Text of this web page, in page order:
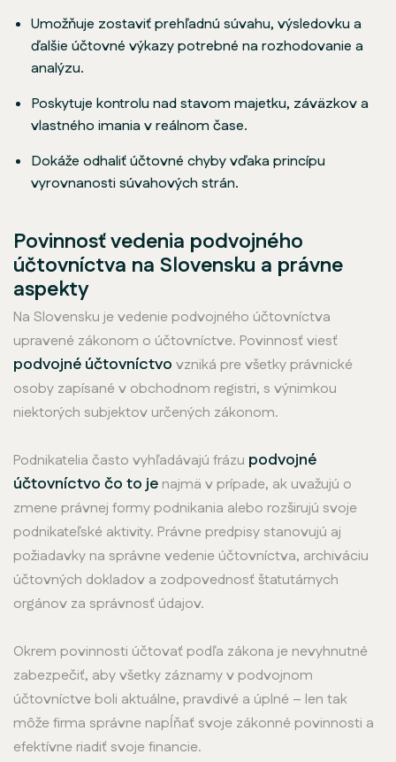
Umožňuje zostaviť prehľadnú súvahu, výsledovku a
ďalšie účtovné výkazy potrebné na rozhodovanie a
analýzu.
Poskytuje kontrolu nad stavom majetku, záväzkov a
vlastného imania v reálnom čase.
Dokáže odhaliť účtovné chyby vďaka princípu
vyrovnanosti súvahových strán.
Povinnosť vedenia podvojného
účtovníctva na Slovensku a právne
aspekty
Na Slovensku je vedenie podvojného účtovníctva
upravené zákonom o účtovníctve. Povinnosť viesť
podvojné účtovníctvo vzniká pre všetky právnické
osoby zapísané v obchodnom registri, s výnimkou
niektorých subjektov určených zákonom.
Podnikatelia často vyhľadávajú frázu podvojné
účtovníctvo čo to je najmä v prípade, ak uvažujú o
zmene právnej formy podnikania alebo rozširujú svoje
podnikateľské aktivity. Právne predpisy stanovujú aj
požiadavky na správne vedenie účtovníctva, archiváciu
účtovných dokladov a zodpovednosť štatutárnych
orgánov za správnosť údajov.
Okrem povinnosti účtovať podľa zákona je nevyhnutné
zabezpečiť, aby všetky záznamy v podvojnom
účtovníctve boli aktuálne, pravdivé a úplné – len tak
môže firma správne napĺňať svoje zákonné povinnosti a
efektívne riadiť svoje financie.